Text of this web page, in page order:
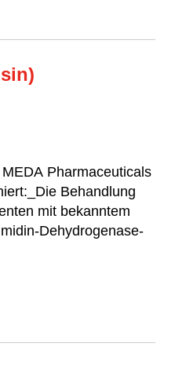
Pharmaceuticals
Behandlung
mit bekanntem
Dehydrogenase-